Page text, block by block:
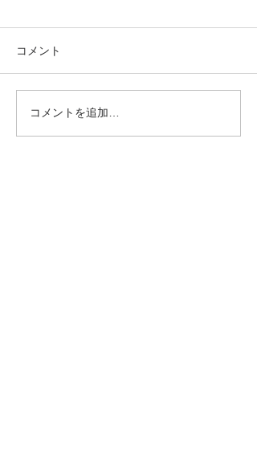
8/13（木）L’instant（ラン
スタン）｜高木日向子、
コメント
コメントを追加…